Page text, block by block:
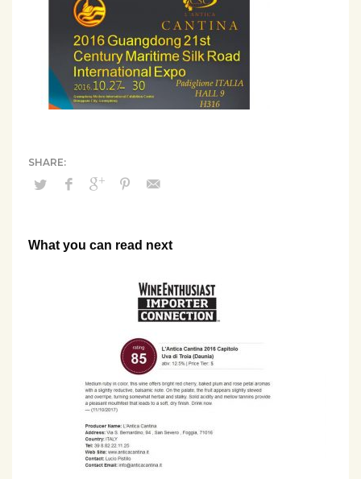
What you can read next